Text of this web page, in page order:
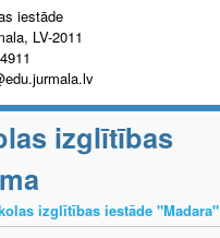
iestāde
LV-2011
izglītības
izglītības iestāde "Madara"